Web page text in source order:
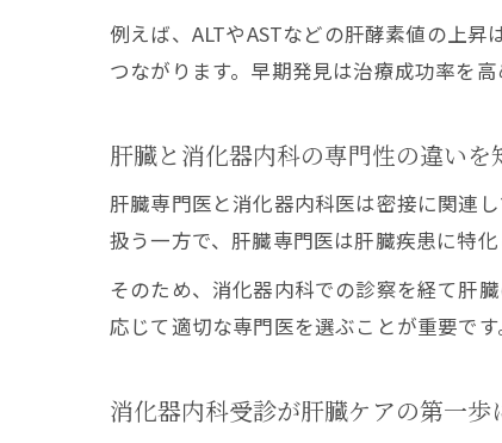
例えば、ALTやASTなどの肝酵素値の上
つながります。早期発見は治療成功率を
肝臓と消化器内科の専門性の違いを
肝臓専門医と消化器内科医は密接に関連
扱う一方で、肝臓専門医は肝臓疾患に特
そのため、消化器内科での診察を経て肝
応じて適切な専門医を選ぶことが重要です
消化器内科受診が肝臓ケアの第一歩